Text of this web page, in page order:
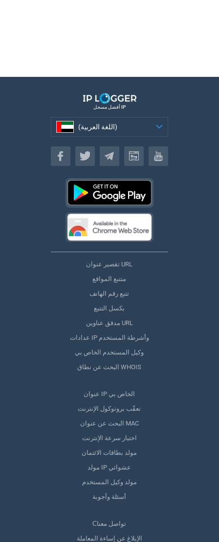
أفضل مسجل IP
(اللغة العربية)
(اللغة العربية)
تقصير عنوان URL
متتبع المواقع
تتبع رقم الهاتف
بكسل التتبع
مدقق عناوين URL
عدادات IP وأشرطة المستخدم
وكيل المستخدم الخاص بي
البحث عن نطاق WHOIS
عنوان IP الخاص بي
تعقّب بروتوكول الإنترنت
البحث عن عنوان MAC
اختبار سرعة الإنترنت
مولد بطاقات الائتمان
مولد IP عشوائي
مولد وكيل المستخدم
أسئلة وأجوبة
Сتواصل معنا
الإبلاغ عن إساءة المعاملة